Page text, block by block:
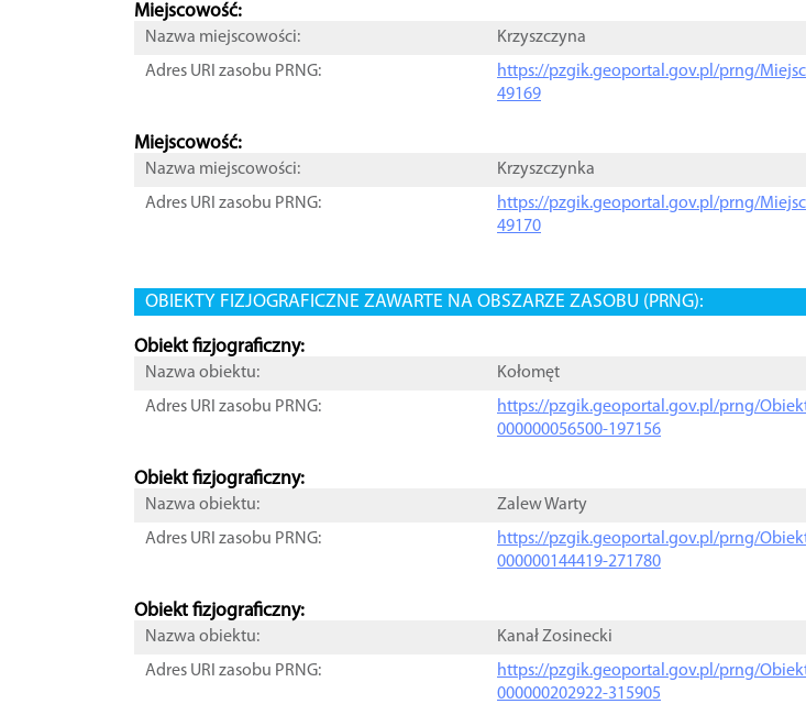
Miejscowość:
Nazwa miejscowości:
Krzyszczyna
Adres URI zasobu PRNG:
https://pzgik.geoportal.gov.pl/prng/
49169
Miejscowość:
Nazwa miejscowości:
Krzyszczynka
Adres URI zasobu PRNG:
https://pzgik.geoportal.gov.pl/prng/
49170
OBIEKTY FIZJOGRAFICZNE ZAWARTE NA OBSZARZE ZASOBU (PRNG):
Obiekt fizjograficzny:
Nazwa obiektu:
Kołomęt
Adres URI zasobu PRNG:
https://pzgik.geoportal.gov.pl/prng/
000000056500-197156
Obiekt fizjograficzny:
Nazwa obiektu:
Zalew Warty
Adres URI zasobu PRNG:
https://pzgik.geoportal.gov.pl/prng/
000000144419-271780
Obiekt fizjograficzny:
Nazwa obiektu:
Kanał Zosinecki
Adres URI zasobu PRNG:
https://pzgik.geoportal.gov.pl/prng/
000000202922-315905